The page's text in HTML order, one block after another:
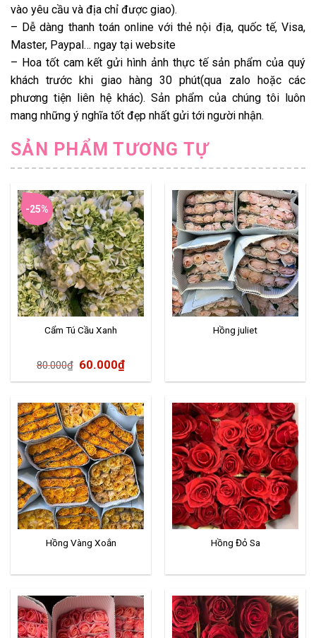
vào yêu cầu và địa chỉ được giao).
– Dễ dàng thanh toán online với thẻ nội địa, quốc tế, Visa,
Master, Paypal… ngay tại website
– Hoa tốt cam kết gửi hình ảnh thực tế sản phẩm của quý
khách trước khi giao hàng 30 phút(qua zalo hoặc các
phương tiện liên hệ khác). Sản phẩm của chúng tôi luôn
mang những ý nghĩa tốt đẹp nhất gửi tới người nhận.
SẢN PHẨM TƯƠNG TỰ
-25%
Cẩm Tú Cầu Xanh
80.000₫ 60.000₫
Hồng juliet
Hồng Vàng Xoắn Hồng Đỏ Sa